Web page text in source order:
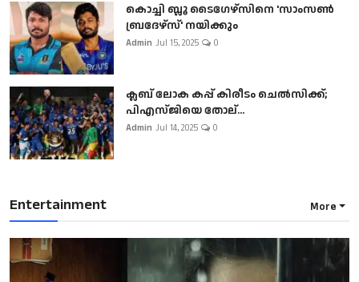
കൊച്ചി ബ്ലൂ ടൈഗേഴ്സിനെ 'സാംസൺ
ബ്രദേഴ്സ്' നയിക്കും
Admin Jul 15, 2025 0
ക്ലബ് ലോക കപ്പ് കിരീടം ചെല്‍സിക്ക്;
പിഎസ്ജിയെ തോല്...
Admin Jul 14, 2025 0
Entertainment More